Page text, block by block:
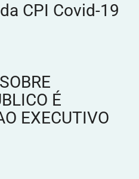
CPI Covid-19
É
EXECUTIVO